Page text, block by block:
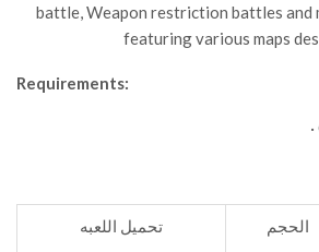
battle, Weapon restriction battles and
featuring various maps
Requirements:
الحجم تحميل اللعبه